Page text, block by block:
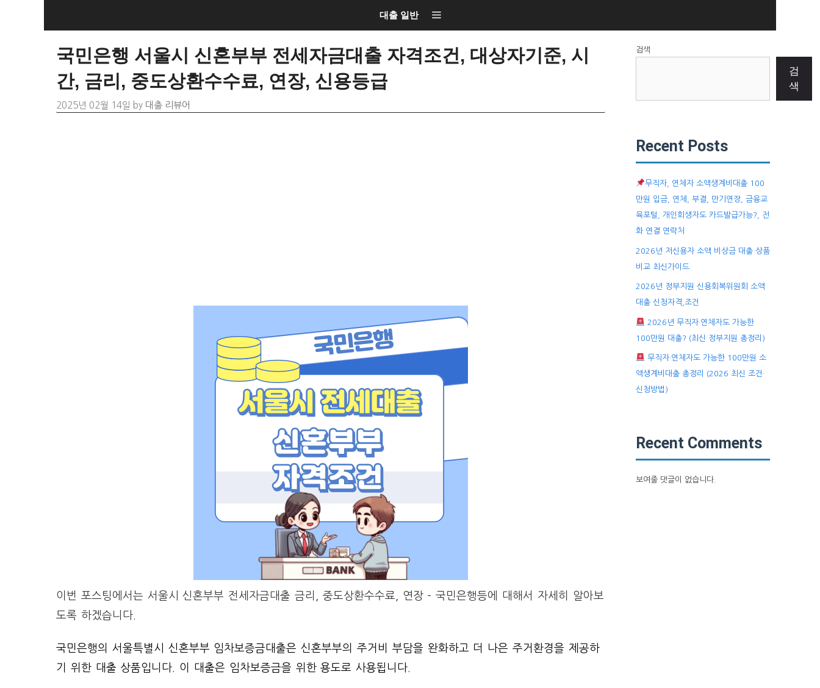
대출 일반
국민은행 서울시 신혼부부 전세자금대출 자격조건, 대상자기준, 시
간, 금리, 중도상환수수료, 연장, 신용등급
2025년 02월 14일 by 대출 리뷰어
이번 포스팅에서는 서울시 신혼부부 전세자금대출 금리, 중도상환수수료, 연장 – 국민은행등에 대해서 자세히 알아보
도록 하겠습니다.
국민은행의 서울특별시 신혼부부 임차보증금대출은 신혼부부의 주거비 부담을 완화하고 더 나은 주거환경을 제공하
기 위한 대출 상품입니다. 이 대출은 임차보증금을 위한 용도로 사용됩니다.
검색
검
색
Recent Posts
무직자, 연체자 소액생계비대출 100
만원 입금, 연체, 부결, 만기연장, 금융교
육포털, 개인회생자도 카드발급가능?, 전
화 연결 연락처
2026년 저신용자 소액 비상금 대출 상품
비교 최신가이드
2026년 정부지원 신용회복위원회 소액
대출 신청자격,조건
2026년 무직자·연체자도 가능한
100만원 대출? (최신 정부지원 총정리)
무직자·연체자도 가능한 100만원 소
액생계비대출 총정리 (2026 최신 조건·
신청방법)
Recent Comments
보여줄 댓글이 없습니다.